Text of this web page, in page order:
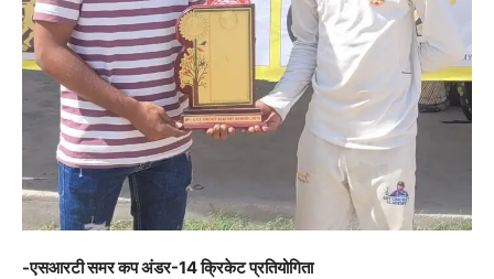
-एसआरटी समर कप अंडर-14 क्रिकेट प्रतियोगिता